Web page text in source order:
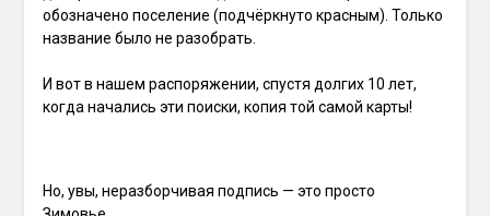
обозначено поселение (подчёркнуто красным). Только
название было не разобрать.
И вот в нашем распоряжении, спустя долгих 10 лет,
когда начались эти поиски, копия той самой карты!
Но, увы, неразборчивая подпись — это просто